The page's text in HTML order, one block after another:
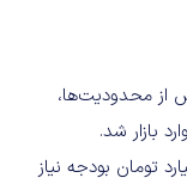
از محدودیت‌ها،
هیوندای آزرا بود که در نسخه‌های 2018 و 2019 وارد بازار شد.
خرید این خودرو به حدود 4.5 میلیارد تومان بودجه نیاز